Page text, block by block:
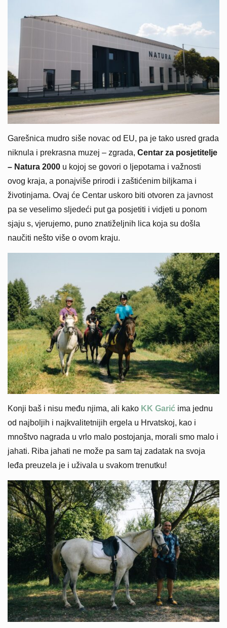
Garešnica mudro siše novac od EU, pa je tako usred grada
niknula i prekrasna muzej – zgrada, Centar za posjetitelje
– Natura 2000 u kojoj se govori o ljepotama i važnosti
ovog kraja, a ponajviše prirodi i zaštićenim biljkama i
životinjama. Ovaj će Centar uskoro biti otvoren za javnost
pa se veselimo sljedeći put ga posjetiti i vidjeti u ponom
sjaju s, vjerujemo, puno znatiželjnih lica koja su došla
naučiti nešto više o ovom kraju.
Konji baš i nisu među njima, ali kako KK Garić ima jednu
od najboljih i najkvalitetnijih ergela u Hrvatskoj, kao i
mnoštvo nagrada u vrlo malo postojanja, morali smo malo i
jahati. Riba jahati ne može pa sam taj zadatak na svoja
leđa preuzela je i uživala u svakom trenutku!